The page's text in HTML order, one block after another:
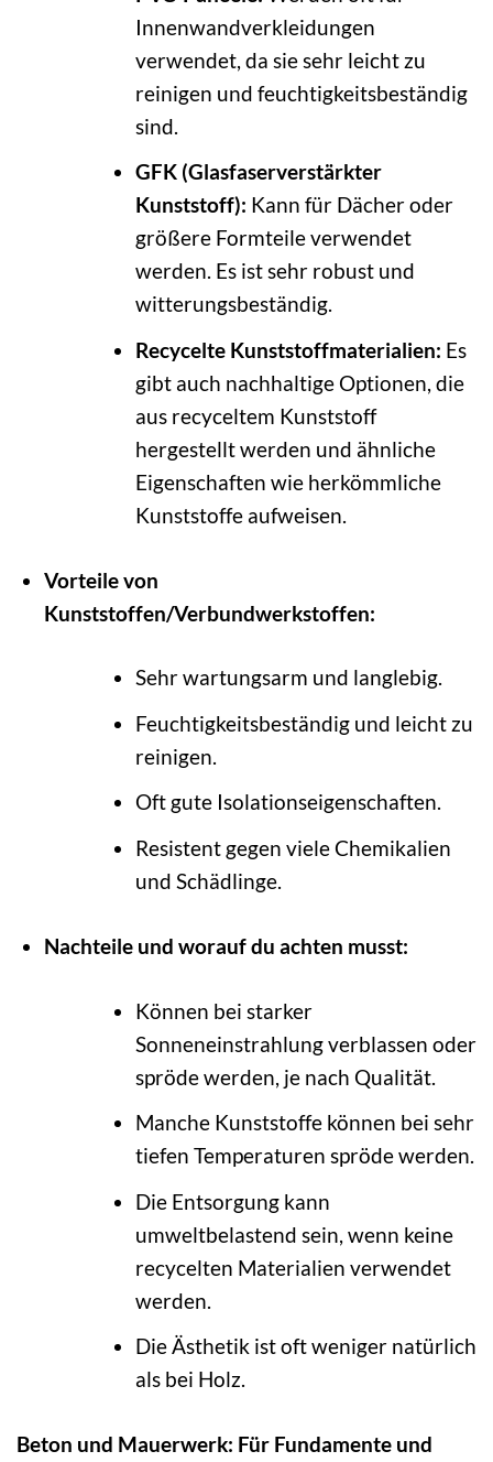
Innenwandverkleidungen
verwendet, da sie sehr leicht zu
reinigen und feuchtigkeitsbeständig
sind.
GFK (Glasfaserverstärkter
Kunststoff): Kann für Dächer oder
größere Formteile verwendet
werden. Es ist sehr robust und
witterungsbeständig.
Recycelte Kunststoffmaterialien: Es
gibt auch nachhaltige Optionen, die
aus recyceltem Kunststoff
hergestellt werden und ähnliche
Eigenschaften wie herkömmliche
Kunststoffe aufweisen.
Vorteile von
Kunststoffen/Verbundwerkstoffen:
Sehr wartungsarm und langlebig.
Feuchtigkeitsbeständig und leicht zu
reinigen.
Oft gute Isolationseigenschaften.
Resistent gegen viele Chemikalien
und Schädlinge.
Nachteile und worauf du achten musst:
Können bei starker
Sonneneinstrahlung verblassen oder
spröde werden, je nach Qualität.
Manche Kunststoffe können bei sehr
tiefen Temperaturen spröde werden.
Die Entsorgung kann
umweltbelastend sein, wenn keine
recycelten Materialien verwendet
werden.
Die Ästhetik ist oft weniger natürlich
als bei Holz.
Beton und Mauerwerk: Für Fundamente und